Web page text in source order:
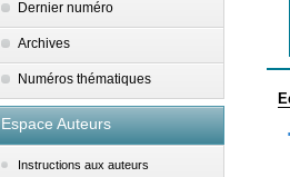
Dernier numéro
Archives
Numéros thématiques
Espace Auteurs
Instructions aux auteurs